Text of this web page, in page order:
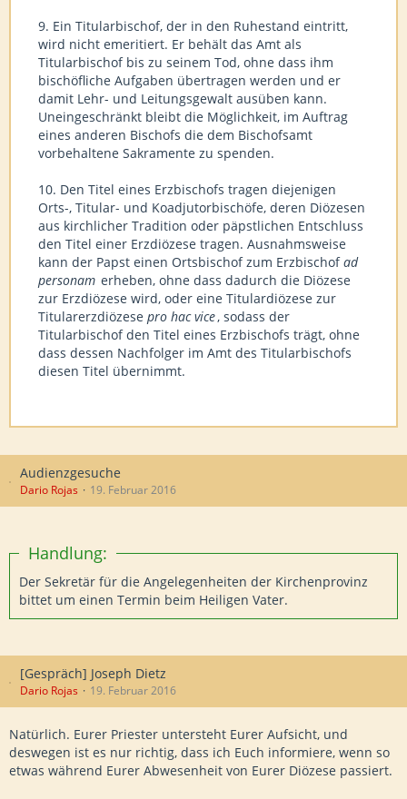
9. Ein Titularbischof, der in den Ruhestand eintritt,
wird nicht emeritiert. Er behält das Amt als
Titularbischof bis zu seinem Tod, ohne dass ihm
bischöfliche Aufgaben übertragen werden und er
damit Lehr- und Leitungsgewalt ausüben kann.
Uneingeschränkt bleibt die Möglichkeit, im Auftrag
eines anderen Bischofs die dem Bischofsamt
vorbehaltene Sakramente zu spenden.
10. Den Titel eines Erzbischofs tragen diejenigen
Orts-, Titular- und Koadjutorbischöfe, deren Diözesen
aus kirchlicher Tradition oder päpstlichen Entschluss
den Titel einer Erzdiözese tragen. Ausnahmsweise
kann der Papst einen Ortsbischof zum Erzbischofad
personam erheben, ohne dass dadurch die Diözese
zur Erzdiözese wird, oder eine Titulardiözese zur
Titularerzdiözese pro hac vice, sodass der
Titularbischof den Titel eines Erzbischofs trägt, ohne
dass dessen Nachfolger im Amt des Titularbischofs
diesen Titel übernimmt.
Audienzgesuche
Dario Rojas 19. Februar 2016
Handlung:
Der Sekretär für die Angelegenheiten der Kirchenprovinz
bittet um einen Termin beim Heiligen Vater.
[Gespräch] Joseph Dietz
Dario Rojas 19. Februar 2016
Natürlich. Eurer Priester untersteht Eurer Aufsicht, und
deswegen ist es nur richtig, dass ich Euch informiere, wenn so
etwas während Eurer Abwesenheit von Eurer Diözese passiert.